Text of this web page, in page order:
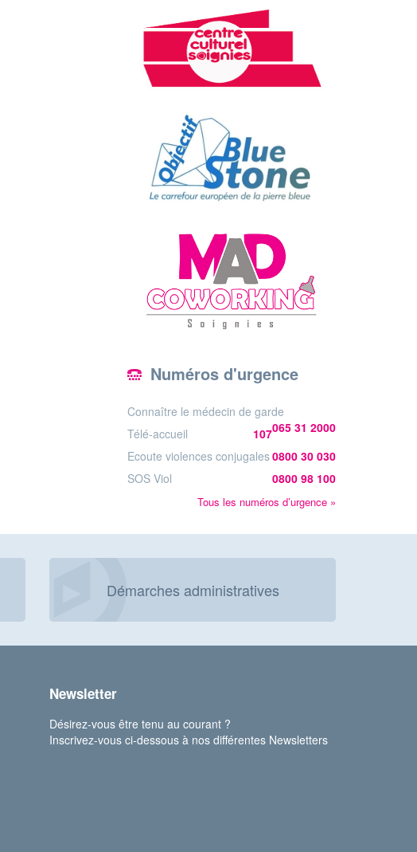
Numéros d'urgence
Connaître le médecin de garde
065 31 2000
Télé-accueil
107
Ecoute violences conjugales0800 30 030
SOS Viol
0800 98 100
Tous les numéros d’urgence »
Démarches administratives
Newsletter
Désirez-vous être tenu au courant ?
Inscrivez-vous ci-dessous à nos différentes Newsletters